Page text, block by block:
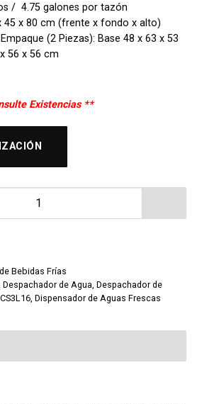
/ 4.75 galones por tazón
45 x 80 cm (frente x fondo x alto)
(2 Piezas): Base 48 x 63 x 53
56 x 56 cm
Existencias **
Crathco Simplicity CS3L16
Bebidas Frías
Despachador de Agua Despachador de
Dispensador de Aguas Frescas